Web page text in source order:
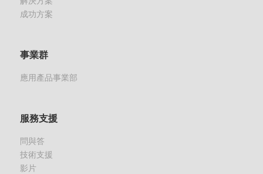
成功方案
事業群
應用產品事業部
服務支援
問與答
技術支援
影片